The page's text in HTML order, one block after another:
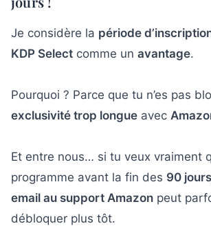
Je considère la période
KDP Select comme un avantage.
Pourquoi ? Parce que tu n’es pas
exclusivité trop longue avec
Et entre nous… si tu veux vraiment
programme avant la fin des 90 jours
email au support Amazon peut
débloquer plus tôt.